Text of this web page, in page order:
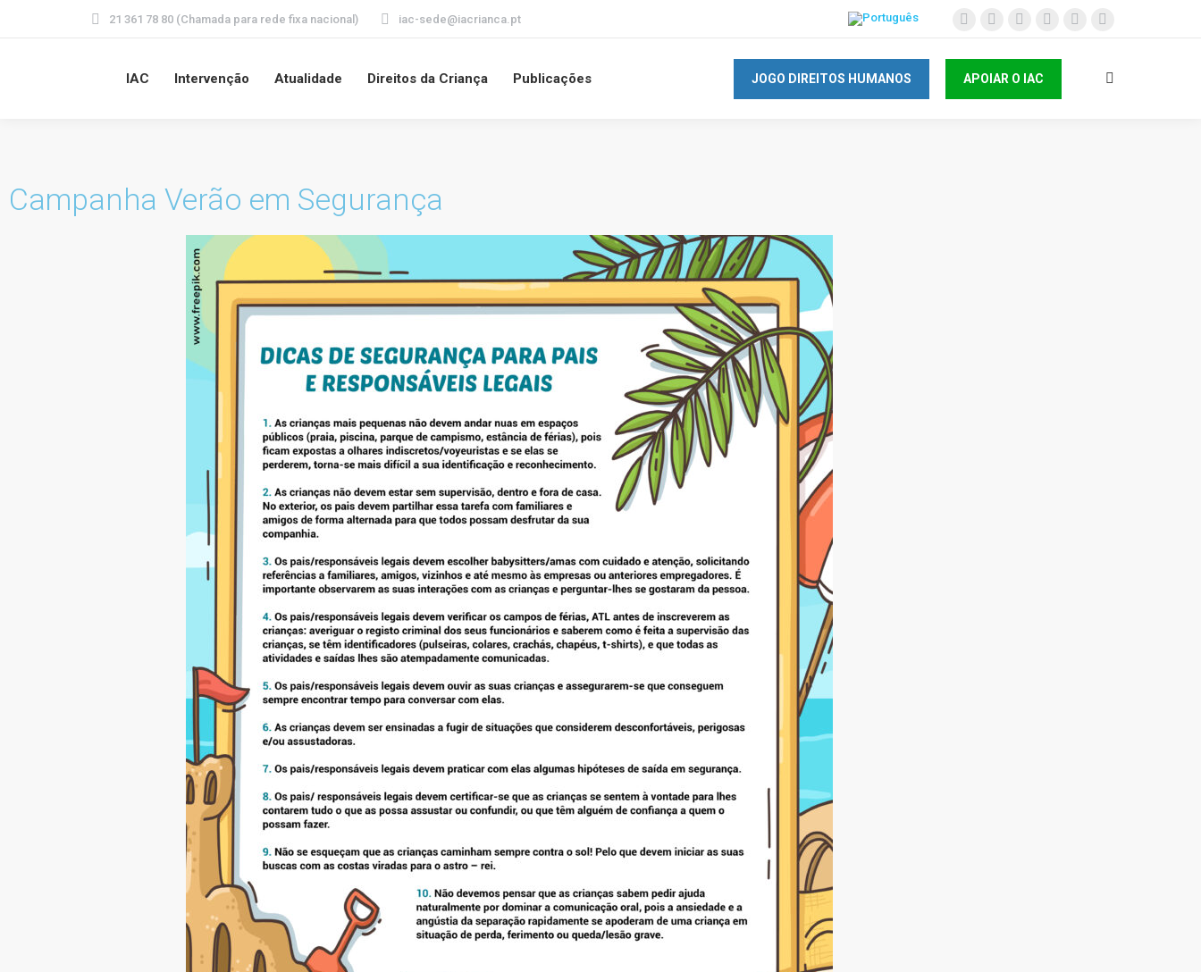
21 361 78 80 (Chamada para rede fixa nacional) iac-sede@iacrianca.pt
IAC Intervenção Atualidade Direitos da Criança Publicações JOGO DIREITOS HUMANOS APOIAR O IAC
Campanha Verão em Segurança